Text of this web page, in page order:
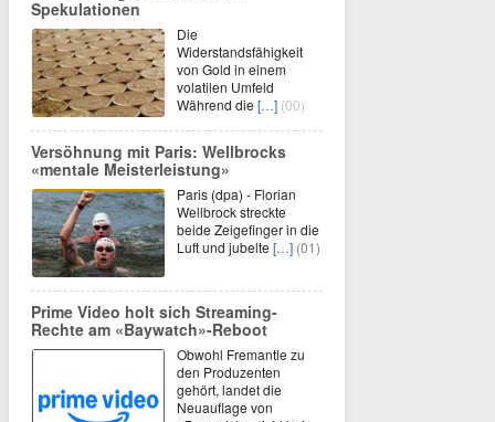
Spekulationen
Die
Widerstandsfähigkeit
von Gold in einem
volatilen Umfeld
Während die […] (00)
Versöhnung mit Paris: Wellbrocks
«mentale Meisterleistung»
Paris (dpa) - Florian
Wellbrock streckte
beide Zeigefinger in die
Luft und jubelte […] (01)
Prime Video holt sich Streaming-
Rechte am «Baywatch»-Reboot
Obwohl Fremantle zu
den Produzenten
gehört, landet die
Neuauflage von